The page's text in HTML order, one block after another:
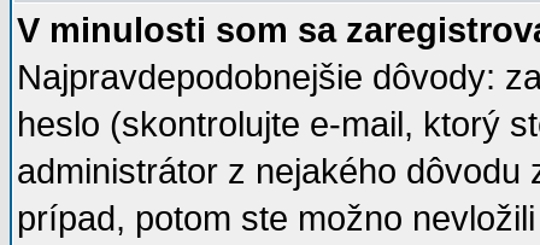
V minulosti som sa
Najpravdepodobnejšie dôvody:
heslo (skontrolujte e-mail, ktorý
administrátor z nejakého
prípad, potom ste možno